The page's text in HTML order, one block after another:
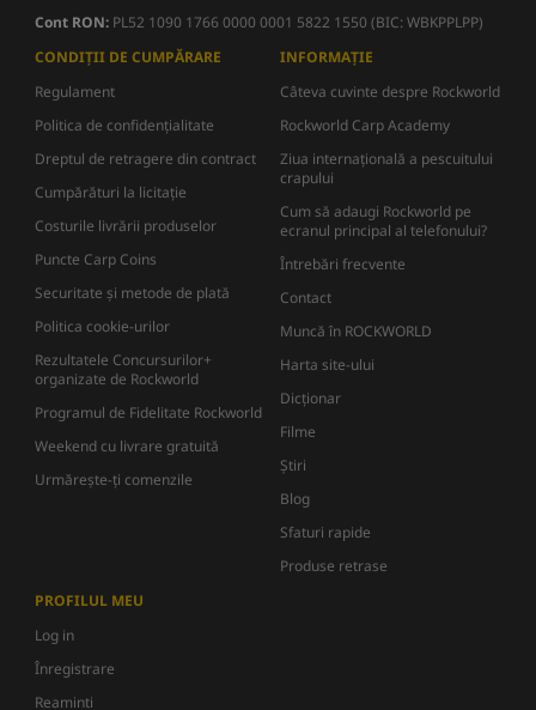
Cont RON: PL52 1090 1766 0000 0001 5822 1550 (BIC: WBKPPLPP)
CONDIȚII DE CUMPĂRARE
Regulament
Politica de confidențialitate
Dreptul de retragere din contract
Cumpărături la licitație
Costurile livrării produselor
Puncte Carp Coins
Securitate și metode de plată
Politica cookie-urilor
Rezultatele Concursurilor+
organizate de Rockworld
Programul de Fidelitate Rockworld
Weekend cu livrare gratuită
Urmărește-ți comenzile
INFORMAȚIE
Câteva cuvinte despre Rockworld
Rockworld Carp Academy
Ziua internațională a pescuitului
crapului
Cum să adaugi Rockworld pe
ecranul principal al telefonului?
Întrebări frecvente
Contact
Muncă în ROCKWORLD
Harta site-ului
Dicţionar
Filme
Știri
Blog
Sfaturi rapide
Produse retrase
PROFILUL MEU
Log in
Înregistrare
Reaminti